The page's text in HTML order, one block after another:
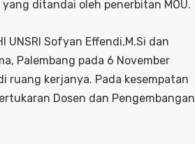
yang ditandai oleh penerbitan MOU.
Sofyan Effendi,M.Si dan
Palembang pada 6 November
ruang kerjanya. Pada kesempatan
Dosen dan Pengembangan